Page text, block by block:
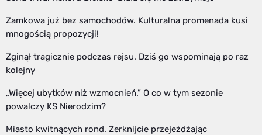
Zamkowa już bez samochodów. Kulturalna promenada kusi
mnogością propozycji!
Zginął tragicznie podczas rejsu. Dziś go wspominają po raz
kolejny
„Więcej ubytków niż wzmocnień.” O co w tym sezonie
powalczy KS Nierodzim?
Miasto kwitnących rond. Zerknijcie przejeżdżając